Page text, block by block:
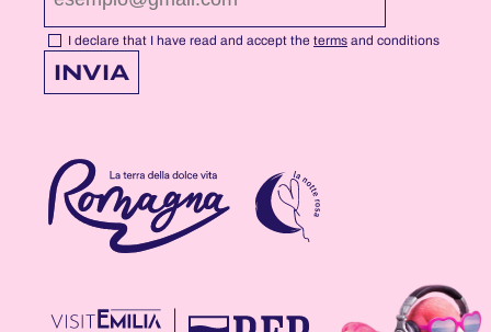
I declare that I have read and accept the terms and conditions
INVIA